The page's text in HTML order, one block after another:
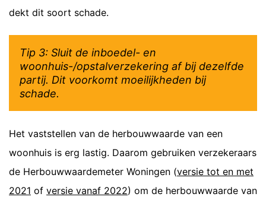
dekt dit soort schade.
Tip 3: Sluit de inboedel- en
woonhuis-/opstalverzekering af bij dezelfde
partij. Dit voorkomt moeilijkheden bij
schade.
Het vaststellen van de herbouwwaarde van een
woonhuis is erg lastig. Daarom gebruiken verzekeraars
de Herbouwwaardemeter Woningen (versie tot en met
2021 of versie vanaf 2022) om de herbouwwaarde van